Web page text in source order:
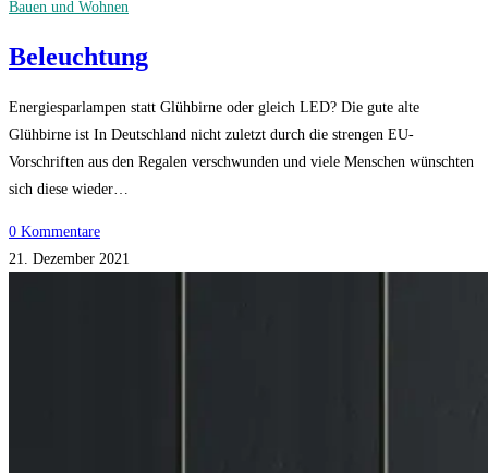
Bauen und Wohnen
Beleuchtung
Energiesparlampen statt Glühbirne oder gleich LED? Die gute alte
Glühbirne ist In Deutschland nicht zuletzt durch die strengen EU-
Vorschriften aus den Regalen verschwunden und viele Menschen wünschten
sich diese wieder…
0 Kommentare
21. Dezember 2021